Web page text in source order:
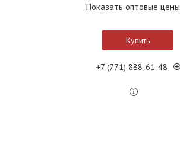
Показать оптовые цены
Купить
+7 (771) 888-61-48